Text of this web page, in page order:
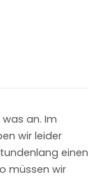
an. Im
wir leider
einen
müssen wir